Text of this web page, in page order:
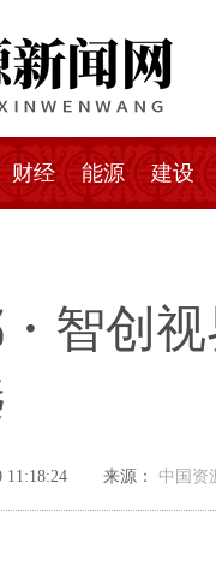
财经 能源 建设
智创
11:18:24 来源： 中国资